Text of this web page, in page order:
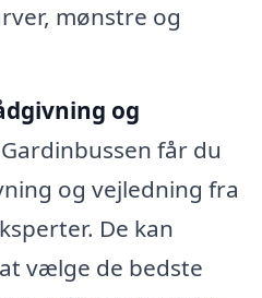
mønstre og
og
får du
og vejledning fra
De kan
vælge de bedste